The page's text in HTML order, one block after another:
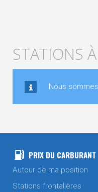
STATIONS
Nous
PRIX DU CARBURANT
Autour de ma position
Stations frontalières